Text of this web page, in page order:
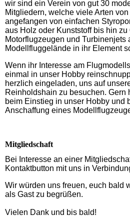
wir sind ein Verein von gut 30
Mitgliedern, welche viele Arten
angefangen von einfachen
aus Holz oder Kunststoff bis hin
Motorflugzeugen und Turbinenjets
Modellfluggelände in ihr Element
Wenn ihr Interesse am
einmal in unser Hobby
herzlich eingeladen, uns auf
Reinholdshain zu besuchen. Gern
beim Einstieg in unser Hobby und
Anschaffung eines
Mitgliedschaft
Bei Interesse an einer
Kontaktbutton mit uns in
Wir würden uns freuen, euch bald
als Gast zu begrüßen.
Vielen Dank und bis bald!